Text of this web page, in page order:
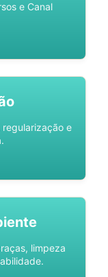
e Canal
e
limpeza